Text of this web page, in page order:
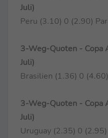
Juli)
Peru (3.10) 0 (2.90)
3-Weg-Quoten - Copa
Juli)
Brasilien (1.36) 0
3-Weg-Quoten - Copa
Juli)
Uruguay (2.35) 0